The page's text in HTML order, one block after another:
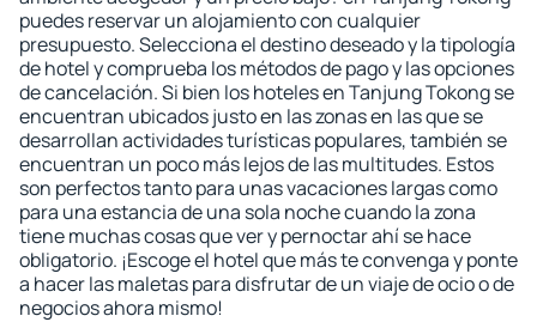
puedes reservar un alojamiento con cualquier
presupuesto. Selecciona el destino deseado y la tipología
de hotel y comprueba los métodos de pago y las opciones
de cancelación. Si bien los hoteles en Tanjung Tokong se
encuentran ubicados justo en las zonas en las que se
desarrollan actividades turísticas populares, también se
encuentran un poco más lejos de las multitudes. Estos
son perfectos tanto para unas vacaciones largas como
para una estancia de una sola noche cuando la zona
tiene muchas cosas que ver y pernoctar ahí se hace
obligatorio. ¡Escoge el hotel que más te convenga y ponte
a hacer las maletas para disfrutar de un viaje de ocio o de
negocios ahora mismo!